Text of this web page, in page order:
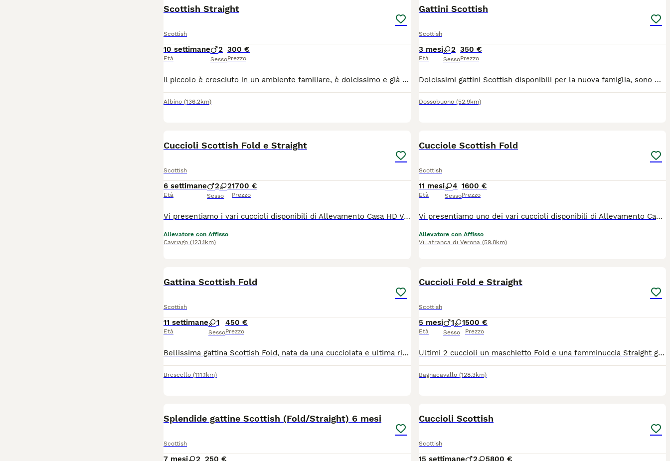
Scottish Straight
Scottish
10 settimane
Età
2
Sesso
300 €
Prezzo
Il piccolo è cresciuto in un ambiente familiare, è dolcissimo e già perfettamente abituato al contatto umano. È nato da genitori entrambi Scottish Fold (mamma beige e papà blue). Il gattino è già svezzato ed è subito disponibile per essere accolto e coccolato nella sua nuova famiglia! Per qualsiasi informazione, altre foto o per venire a vederlo di persona, non esitare a contattarmi. Solo per veri amanti della razza.
Albino (136.2km)
Gattini Scottish
Scottish
3 mesi
Età
2
Sesso
350 €
Prezzo
Dolcissimi gattini Scottish disponibili per la nuova famiglia, sono molto adorabili e giocherellone , usano la lettiera e mangiano da soli, amano tantissimo stare nella compagnia delle persone,
Dossobuono (52.9km)
Cuccioli Scottish Fold e Straight
Scottish
6 settimane
Età
2 2
Sesso
1700 €
Prezzo
Vi presentiamo i vari cuccioli disponibili di Allevamento Casa HD Von Panty 🐱 Tutti i nostri cuccioli vengono cresciuti per i primi mesi da noi affinché non raggiungono i 3 mesi d’età, momento a partire dal quale saranno pronti ad entrare a far parte della nuova famiglia. 🙋🏻‍♀️ Innamorarsi di questi cuccioli è molto facile. Per questo vi suggeriamo sempre di prenotare il cucciolo con largo anticipo. 🏠Venite a farci visita di persona presso il nostro Allevamento, sarà amore a prima vista ♥️ 💕Inoltre potremmo dialogare assieme per scoprire le vostre affinità con il cucciolo e darvi dei consigli per costruire una piacevole relazione felina. Ricordiamo che tutti i nostri cuccioli vengono ceduti con: 1) Contratto 2) libretto sanitario e Pedigree 3) Vaccinazioni e sverminazione 4) Microchip 5) Certificato di buona salute 6) Test genitori 7)Kit giochi e consigli comportamentali e alimentari per relazionarsi con il cucciolo I nostri cuccioli sono già educati al tiragraffi e all’uso della lettiera. Un animale è magia 👉ci trovate a: 📍37062 Villafranca di Verona in via Carlo Alberto, 44 📍42025 Corte Tegge Cavriago (RE) in Via Piero Gobetti,1 ☎️ prendete appuntamento telefonico al 348 4095905 oppure 340 0021208 https://allevamentocasahdvonbaunty.com Ciao 🐾 Milena, Larysa e Fausto 🐾
Allevatore con Affisso
Cavriago (123.1km)
Cucciole Scottish Fold
Scottish
11 mesi
Età
4
Sesso
1600 €
Prezzo
Vi presentiamo uno dei vari cuccioli disponibili di Allevamento Casa HD Von Panty 🐱 Tutti i nostri cuccioli vengono cresciuti per i primi mesi da noi affinché non raggiungono i 3 mesi d’età, momento a partire dal quale saranno pronti ad entrare a far parte della nuova famiglia. 🙋🏻‍♀️ Innamorarsi di questi cuccioli è molto facile. Per questo vi suggeriamo sempre di prenotare il cucciolo con largo anticipo. 🏠Venite a farci visita di persona presso il nostro Allevamento, sarà amore a prima vista ♥️ 💕Inoltre potremmo dialogare assieme per scoprire le vostre affinità con il cucciolo e darvi dei consigli per costruire una piacevole relazione felina. Ricordiamo che tutti i nostri cuccioli vengono ceduti con: 1) Contratto 2) libretto sanitario e Pedigree 3) Vaccinazioni e sverminazione 4) Microchip 5) Certificato di buona salute 6) Test genitori 7)Kit giochi e consigli comportamentali e alimentari per relazionarsi con il cucciolo I nostri cuccioli sono già educati al tiragraffi e all’uso della lettiera. Un animale è magia 🫶🏻 📍ci trovate a Villafranca di Verona in via Carlo Alberto, 44 oppure a Caselle di Sommacampagna in via della Pace, 12 ☎️ prendete appuntamento telefonico al 348 4095905 🛜 https://allevamentocasahdvonbaunty.com Ciao 🐾 Milena e Andrea 🐾
Allevatore con Affisso
Villafranca di Verona (59.8km)
Gattina Scottish Fold
Scottish
11 settimane
Età
1
Sesso
450 €
Prezzo
Bellissima gattina Scottish Fold, nata da una cucciolata e ultima rimasta. È dolcissima, molto giocherellona, già svezzata e sta imparando a usare la lettiera. Nata il 22 maggio, sarà pronta per raggiungere la sua nuova famiglia tra una settimana. Prezzo: 450 Mamma e papà visibili Vaccinazioni a carico dell’acquirente Cerco una famiglia che la accolga con amore e che sia composta da persone realmente interessate e amanti degli animali. Per maggiori informazioni, foto o per fissare una visita, contattatemi in privato.
Brescello (111.1km)
Cuccioli Fold e Straight
Scottish
5 mesi
Età
1 1
Sesso
500 €
Prezzo
Ultimi 2 cuccioli un maschietto Fold e una femminuccia Straight già svezzati abituati sia alla lettiera sia al tiragraffi si consegnano con libretto sanitario, 2 vaccinazioni e 2 sverminature più certificato di buona salute. Mamma Highland Fold, Papà Brithish Shorthair di nostra proprietà visibili e testati Fiv Felv e Pdk. Micetti dolci ed affettuosi adatti per una vita casalinga
Bagnacavallo (128.3km)
Splendide gattine Scottish (Fold/Straight) 6 mesi
Scottish
7 mesi 2 250 €
Cuccioli Scottish
Scottish
15 settimane 2 5800 €